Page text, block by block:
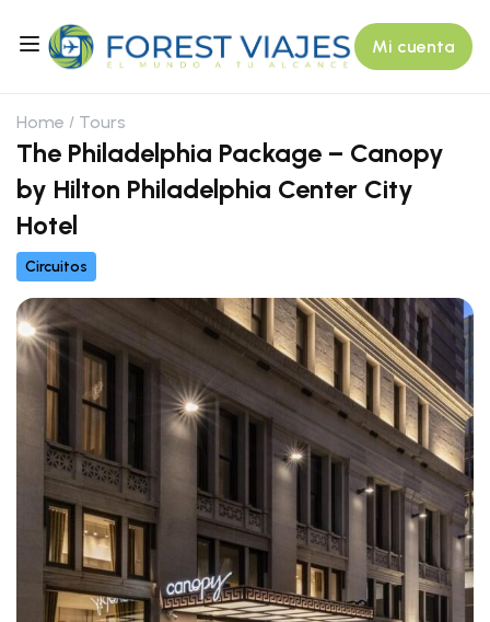
Mi cuenta
Home Tours
The Philadelphia Package – Canopy
by Hilton Philadelphia Center City
Hotel
Circuitos